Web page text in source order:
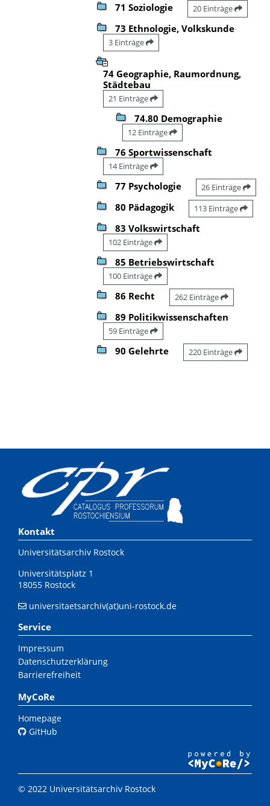
71 Soziologie 20 Einträge
73 Ethnologie, Volkskunde
3 Einträge
74 Geographie, Raumordnung,
Städtebau
21 Einträge
74.80 Demographie
12 Einträge
76 Sportwissenschaft
14 Einträge
77 Psychologie 26 Einträge
80 Pädagogik 113 Einträge
83 Volkswirtschaft
102 Einträge
85 Betriebswirtschaft
100 Einträge
86 Recht 262 Einträge
89 Politikwissenschaften
59 Einträge
90 Gelehrte 220 Einträge
Kontakt
Universitätsarchiv Rostock
Universitätsplatz 1
18055 Rostock
universitaetsarchiv(at)uni-rostock.de
Service
Impressum
Datenschutzerklärung
Barrierefreiheit
MyCoRe
Homepage
GitHub
© 2022 Universitätsarchiv Rostock